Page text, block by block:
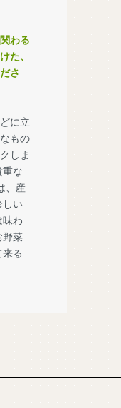
わる
た、
さ
に立
もの
しま
な
、産
い
わ
野菜
る